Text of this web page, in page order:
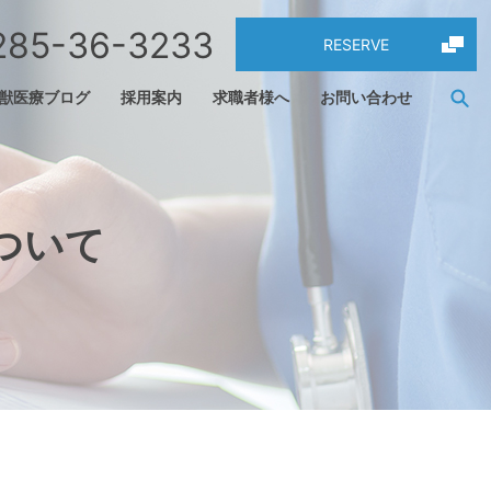
36-3233 RESERVE
医療ブログ 採用案内 求職者様へ お問い合わせ
いて